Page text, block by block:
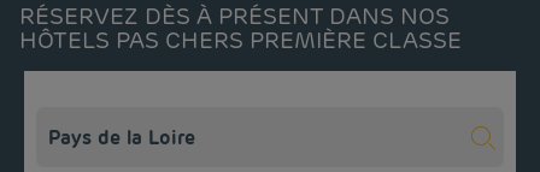
RÉSERVEZ DÈS À PRÉSENT DANS NOS
HÔTELS PAS CHERS PREMIÈRE CLASSE